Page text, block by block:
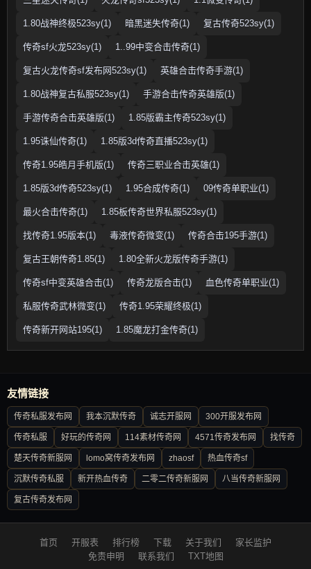
1.80战神终极523sy(1) 暗黑迷失传奇(1) 复古传奇523sy(1)
传奇sf火龙523sy(1) 1..99中变合击传奇(1)
复古火龙传奇sf发布网523sy(1) 英雄合击传奇手游(1)
1.80战神复古私服523sy(1) 手游合击传奇英雄版(1)
手游传奇合击英雄版(1) 1.85版霸主传奇523sy(1)
1.95诛仙传奇(1) 1.85版3d传奇直播523sy(1)
传奇1.95皓月手机版(1) 传奇三职业合击英雄(1)
1.85版3d传奇523sy(1) 1.95合成传奇(1) 09传奇单职业(1)
最火合击传奇(1) 1.85板传奇世界私服523sy(1)
找传奇1.95版本(1) 毒液传奇微变(1) 传奇合击195手游(1)
复古王朝传奇1.85(1) 1.80全新火龙版传奇手游(1)
传奇sf中变英雄合击(1) 传奇龙版合击(1) 血色传奇单职业(1)
私服传奇武林微变(1) 传奇1.95荣耀终极(1)
传奇新开网站195(1) 1.85魔龙打金传奇(1)
友情链接
传奇私服发布网 我本沉默传奇 诚志开服网 300开服发布网
传奇私服 好玩的传奇网 114素材传奇网 4571传奇发布网 找传奇
楚天传奇新服网 lomo窝传奇发布网 zhaosf 热血传奇sf
沉默传奇私服 新开热血传奇 二零二传奇新服网 八当传奇新服网
复古传奇发布网
首页 开服表 排行榜 下载 关于我们
家长监护
免责申明
联系我们 TXT地图